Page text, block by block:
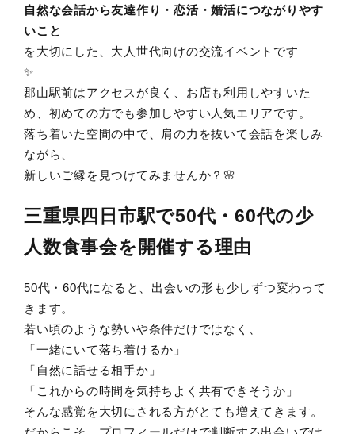
自然な会話から友達作り・恋活・婚活につながりやす
いこと
を大切にした、大人世代向けの交流イベントです
✨
郡山駅前はアクセスが良く、お店も利用しやすいた
め、初めての方でも参加しやすい人気エリアです。
落ち着いた空間の中で、肩の力を抜いて会話を楽しみ
ながら、
新しいご縁を見つけてみませんか？🌸
三重県四日市駅で50代・60代の少
人数食事会を開催する理由
50代・60代になると、出会いの形も少しずつ変わって
きます。
若い頃のような勢いや条件だけではなく、
「一緒にいて落ち着けるか」
「自然に話せる相手か」
「これからの時間を気持ちよく共有できそうか」
そんな感覚を大切にされる方がとても増えてきます。